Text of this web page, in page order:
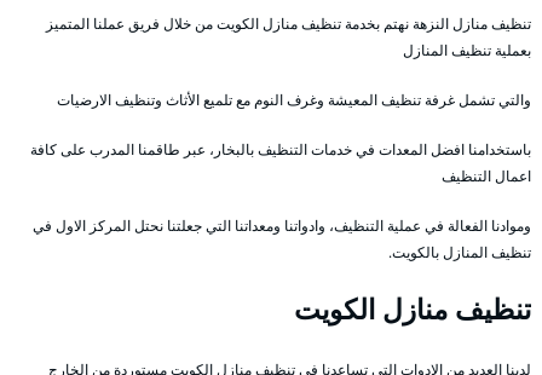
تنظيف منازل النزهة نهتم بخدمة تنظيف منازل الكويت من خلال فريق عملنا المتميز
بعملية تنظيف المنازل
والتي تشمل غرفة تنظيف المعيشة وغرف النوم مع تلميع الأثاث وتنظيف الارضيات
باستخدامنا افضل المعدات في خدمات التنظيف بالبخار، عبر طاقمنا المدرب على كافة
اعمال التنظيف
وموادنا الفعالة في عملية التنظيف، وادواتنا ومعداتنا التي جعلتنا نحتل المركز الاول في
تنظيف المنازل بالكويت.
تنظيف منازل الكويت
لدينا العديد من الادوات التي تساعدنا في تنظيف منازل الكويت مستوردة من الخارج